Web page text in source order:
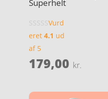
Superhelt
Vurd
eret 4.1 ud
af 5
179,00 kr.